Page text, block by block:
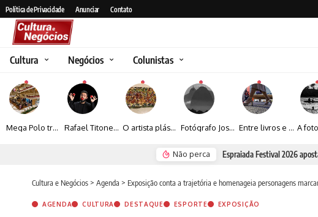
Política de Privacidade Anunciar Contato
Cultura Negócios Colunistas
Mega Polo transforma lançamento de coleção em plataforma nacional de negócios e projeta crescimento de mais de 15% Rafael Titonelly leva magia e acolhimento a crianças em tratamento oncológico em Juiz de Fora O artista plástico Jorge Luiz transforma sustentabilidade e criatividade em arte contemporânea Fotógrafo José Roberto apresenta um olhar sensível sobre arquitetura, formas e luz na fotografia Entre livros e fotografia autoral, Sebastião Reis consolida uma trajetória marcada pelo olhar artístico
Não perca Espraiada Festival 2026
Cultura e Negócios > Agenda > Exposição conta a trajetória e homenageia personagens
AGENDA CULTURA DESTAQUE ESPORTE EXPOSIÇÃO